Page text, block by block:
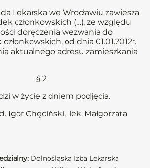
Lekarska we Wrocławiu zawiesza
członkowskich (…), ze względu
doręczenia wezwania do
członkowskich, od dnia 01.01.2012r.
aktualnego adresu zamieszkania
§ 2
w życie z dniem podjęcia.
Igor Chęciński, lek. Małgorzata
Dolnośląska Izba Lekarska